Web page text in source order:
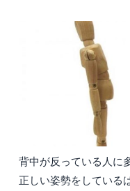
背中が反っている人に
正しい姿勢をしている